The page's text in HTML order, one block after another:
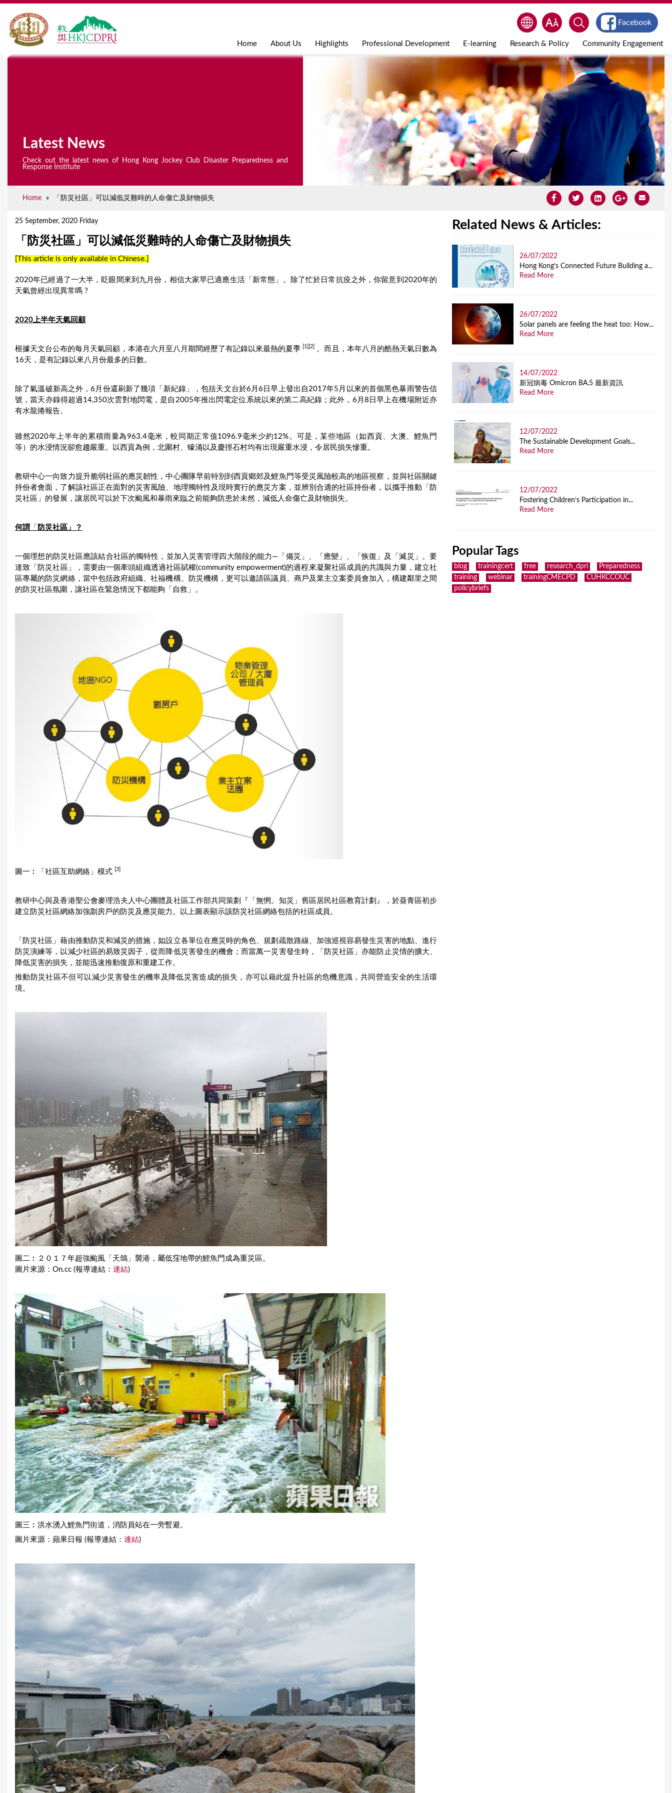
Jump to navigation
Home About Us Highlights Professional Development E-learning Research & Policy Community Engagement
Facebook
Latest News
Check out the latest news of Hong Kong Jockey Club Disaster Preparedness and
Response Institute
Home » 「防災社區」可以減低災難時的人命傷亡及財物損失
25 September, 2020 Friday
「防災社區」可以減低災難時的人命傷亡及財物損失
[This article is only available in Chinese.]
2020年已經過了一大半，眨眼間來到九月份，相信大家早已適應生活「新常態」。除了忙於日常抗疫之外，你留意到2020年的
天氣曾經出現異常嗎 ?
2020上半年天氣回顧
根據天文台公布的每月天氣回顧，本港在六月至八月期間經歷了有記錄以來最熱的夏季 [1][2]
。而且，本年八月的酷熱天氣日數為
16天，是有記錄以來八月份最多的日數。
除了氣溫破新高之外，6月份還刷新了幾項「新紀錄」，包括天文台於6月6日早上發出自2017年5月以來的首個黑色暴雨警告信
號，當天亦錄得超過14,350次雲對地閃電，是自2005年推出閃電定位系統以來的第二高紀錄；此外，6月8日早上在機場附近亦
有水龍捲報告。
雖然2020年上半年的累積雨量為963.4毫米，較同期正常值1096.9毫米少約12%。可是，某些地區（如西貢、大澳、鯉魚門
等）的水浸情況卻愈趨嚴重。以西貢為例，北圍村、蠔涌以及慶徑石村均有出現嚴重水浸，令居民損失慘重。
教研中心一向致力提升脆弱社區的應災韌性，中心團隊早前特別到西貢鄉郊及鯉魚門等受災風險較高的地區視察，並與社區關鍵
持份者會面，了解該社區正在面對的災害風險、地理獨特性及現時實行的應災方案，並辨別合適的社區持份者，以攜手推動「防
災社區」的發展，讓居民可以於下次颱風和暴雨來臨之前能夠防患於未然，減低人命傷亡及財物損失。
何謂 「 防災社區」？
一個理想的防災社區應該結合社區的獨特性，並加入災害管理四大階段的能力—「備災」、「應變」、「恢復」及「滅災」。要
達致「防災社區」，需要由一個牽頭組織透過社區賦權(community empowerment)的過程來凝聚社區成員的共識與力量，建立社
區專屬的防災網絡，當中包括政府組織、社福機構、防災機構，更可以邀請區議員、商戶及業主立案委員會加入，構建鄰里之間
的防災社區氛圍，讓社區在緊急情況下都能夠「自救」。
圖一︰「社區互助網絡」模式 [3]
教研中心與及香港聖公會麥理浩夫人中心團體及社區工作部共同策劃『「無惘。知災」舊區居民社區教育計劃』，於葵青區初步
建立防災社區網絡加強劏房戶的防災及應災能力。以上圖表顯示該防災社區網絡包括的社區成員。
「防災社區」藉由推動防災和減災的措施，如設立各單位在應災時的角色、規劃疏散路線、加強巡視容易發生災害的地點、進行
防災演練等，以減少社區的易致災因子，從而降低災害發生的機會；而當萬一災害發生時，「防災社區」亦能防止災情的擴大、
降低災害的損失，並能迅速推動復原和重建工作。
推動防災社區不但可以減少災害發生的機率及降低災害造成的損失，亦可以藉此提升社區的危機意識，共同營造安全的生活環
境。
圖二︰２０１７年超強颱風「天鴿」襲港，屬低窪地帶的鯉魚門成為重災區。
圖片來源：On.cc (報導連結： 連結)
圖三︰洪水湧入鯉魚門街道，消防員站在一旁暫避。
圖片來源：蘋果日報 (報導連結： 連結)
Related News & Articles:
26/07/2022
Hong Kong’s Connected Future Building a...
Read More
26/07/2022
Solar panels are feeling the heat too: How...
Read More
14/07/2022
新冠病毒 Omicron BA.5 最新資訊
Read More
12/07/2022
The Sustainable Development Goals...
Read More
12/07/2022
Fostering Children’s Participation in...
Read More
Popular Tags
blog trainingcert free research_dpri
Preparedness
training
webinar trainingCMECPD
CUHKCCOUC
policybriefs